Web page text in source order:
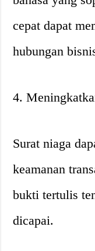
cepat dapat
hubungan
4.
Surat niaga
keamanan
bukti tertulis
dicapai.